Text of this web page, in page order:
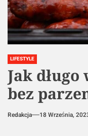
LIFESTYLE
Jak długo
bez
Redakcja 18 Września,